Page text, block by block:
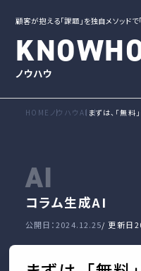
顧客が抱える「課題」を独自メソッドで
ノウハウ
HOME ノウハウ AI まずは、「無
AI
コラム生成AI
公開日：2024.12.25/ 更新日